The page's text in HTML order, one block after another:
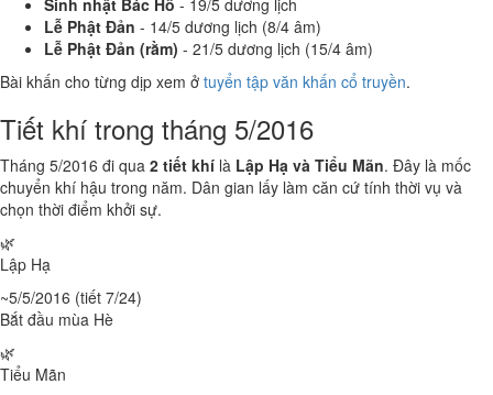
Sinh nhật Bác Hồ - 19/5 dương lịch
Lễ Phật Đản - 14/5 dương lịch (8/4 âm)
Lễ Phật Đản (rằm) - 21/5 dương lịch (15/4 âm)
Bài khấn cho từng dịp xem ở tuyển tập văn khấn cổ truyền.
Tiết khí trong tháng 5/2016
Tháng 5/2016 đi qua 2 tiết khí là Lập Hạ và Tiểu Mãn. Đây là mốc
chuyển khí hậu trong năm. Dân gian lấy làm căn cứ tính thời vụ và
chọn thời điểm khởi sự.
🌿
Lập Hạ
~5/5/2016 (tiết 7/24)
Bắt đầu mùa Hè
🌿
Tiểu Mãn